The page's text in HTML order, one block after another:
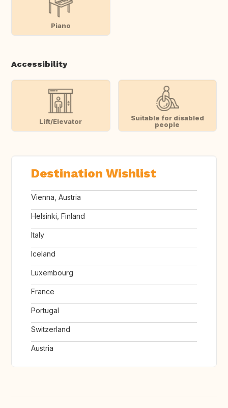
Piano
Accessibility
Lift/Elevator
Suitable for disabled
people
Destination Wishlist
Vienna, Austria
Helsinki, Finland
Italy
Iceland
Luxembourg
France
Portugal
Switzerland
Austria